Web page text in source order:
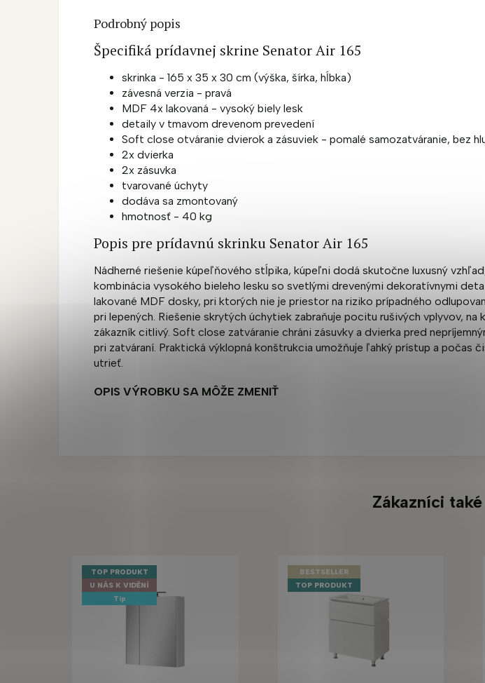
Podrobný popis
Špecifiká prídavnej skrine Senator Air 165
skrinka - 165 x 35 x 30 cm (výška, šírka, hĺbka)
závesná verzia - pravá
MDF 4x lakovaná - vysoký biely lesk
detaily v tmavom drevenom prevedení
Soft close otváranie dvierok a zásuviek - pomalé samozatváranie, bez
2x dvierka
2x zásuvka
tvarované úchyty
dodáva sa zmontovaný
hmotnosť - 40 kg
Popis pre prídavnú skrinku Senator Air 165
Nádherné riešenie kúpeľňového stĺpika, kúpeľni dodá skutočne luxusný
kombinácia vysokého bieleho lesku so svetlými drevenými dekoratívnymi
lakované MDF dosky, pri ktorých nie je priestor na riziko prípadného
pri lepených. Riešenie skrytých úchytiek zabraňuje pocitu rušivých vplyvov, na
zákazník citlivý. Soft close zatváranie chráni zásuvky a dvierka pred
pri zatváraní. Praktická výklopná konštrukcia umožňuje ľahký prístup a počas
utrieť.
OPIS VÝROBKU SA MÔŽE ZMENIŤ
Zákazníci
TOP PRODUKT
U NÁS K VIDĚNÍ
Tip
BESTSELLER
TOP PRODUKT